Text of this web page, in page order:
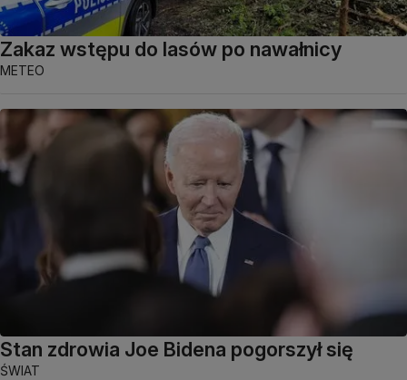
Zakaz wstępu do lasów po nawałnicy
METEO
Stan zdrowia Joe Bidena pogorszył się
ŚWIAT